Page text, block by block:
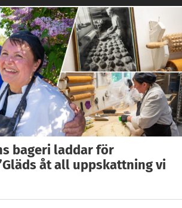
bageri laddar för
åt all uppskattning vi